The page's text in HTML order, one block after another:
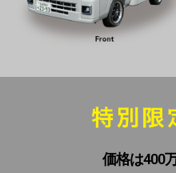
価格は400